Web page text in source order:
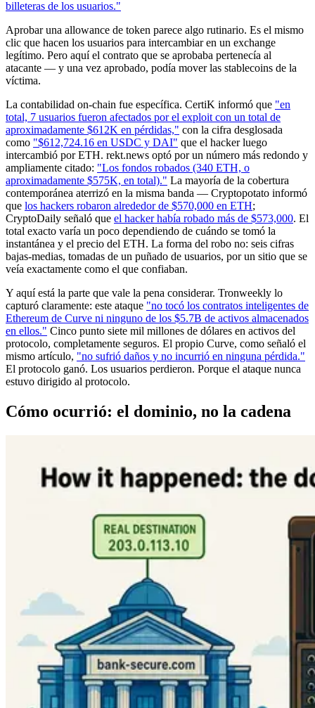
billeteras de los usuarios."
Aprobar una allowance de token parece algo rutinario. Es el mismo
clic que hacen los usuarios para intercambiar en un exchange
legítimo. Pero aquí el contrato que se aprobaba pertenecía al
atacante — y una vez aprobado, podía mover las stablecoins de la
víctima.
La contabilidad on-chain fue específica. CertiK informó que "en
total, 7 usuarios fueron afectados por el exploit con un total de
aproximadamente $612K en pérdidas," con la cifra desglosada
como "$612,724.16 en USDC y DAI" que el hacker luego
intercambió por ETH. rekt.news optó por un número más redondo y
ampliamente citado: "Los fondos robados (340 ETH, o
aproximadamente $575K, en total)." La mayoría de la cobertura
contemporánea aterrizó en la misma banda — Cryptopotato informó
que los hackers robaron alrededor de $570,000 en ETH;
CryptoDaily señaló que el hacker había robado más de $573,000. El
total exacto varía un poco dependiendo de cuándo se tomó la
instantánea y el precio del ETH. La forma del robo no: seis cifras
bajas-medias, tomadas de un puñado de usuarios, por un sitio que se
veía exactamente como el que confiaban.
Y aquí está la parte que vale la pena considerar. Tronweekly lo
capturó claramente: este ataque "no tocó los contratos inteligentes de
Ethereum de Curve ni ninguno de los $5.7B de activos almacenados
en ellos." Cinco punto siete mil millones de dólares en activos del
protocolo, completamente seguros. El propio Curve, como señaló el
mismo artículo, "no sufrió daños y no incurrió en ninguna pérdida."
El protocolo ganó. Los usuarios perdieron. Porque el ataque nunca
estuvo dirigido al protocolo.
Cómo ocurrió: el dominio, no la cadena